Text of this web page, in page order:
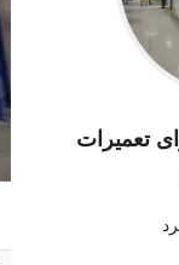
فوت برای تعمیرات